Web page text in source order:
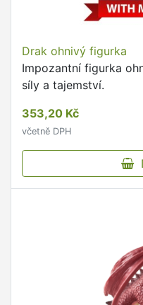
Drak ohnivý figurka
Impozantní figurka
síly a tajemství.
353,20 Kč
včetně DPH